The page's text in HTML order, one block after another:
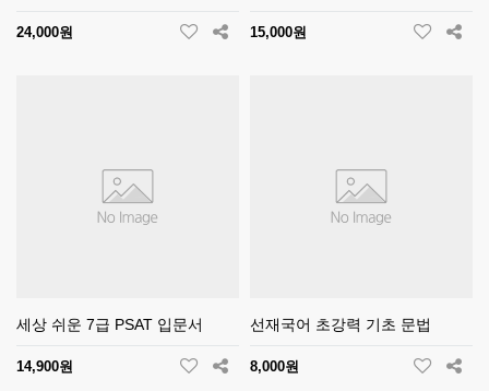
24,000원 15,000원
세상 쉬운 7급 PSAT 입문서
14,900원
선재국어 초강력 기초 문법
8,000원